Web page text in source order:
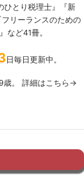
ひとり税理士』『新
リーランスのための
など41冊。
日毎日更新中。
歳。 詳細はこちら→